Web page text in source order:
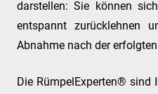
darstellen: Sie können
entspannt zurücklehnen
Abnahme nach der
Die RümpelExperten® sind